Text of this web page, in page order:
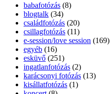
babafotózás (8)
blogtalk (34)
családfotózás (20)
csillagfotózás (11)
e-session/love session (169)
egyéb (16)
esküvő (251)
ingatlanfotózás (2)
karácsonyi fotózás (13)
kisállatfotózás (1)